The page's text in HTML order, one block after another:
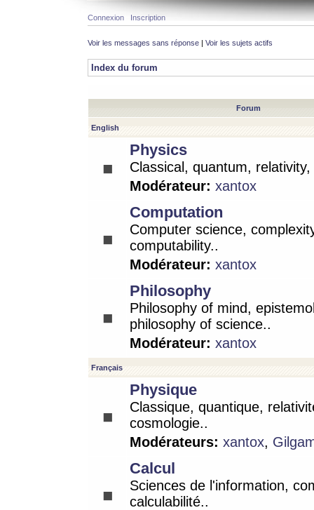
Connexion Inscription
Voir les messages sans réponse | Voir les sujets actifs
Index du forum
Forum
English
Physics
Classical, quantum,
Modérateur: xantox
Computation
Computer science,
computability..
Modérateur: xantox
Philosophy
Philosophy of mind,
philosophy of science..
Modérateur: xantox
Français
Physique
Classique, quantique,
cosmologie..
Modérateurs: xantox,
Calcul
Sciences de l'information,
calculabilité..